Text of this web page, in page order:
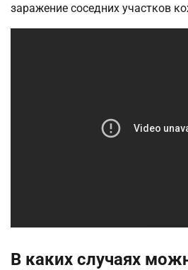
заражение соседних участков
В каких случаях